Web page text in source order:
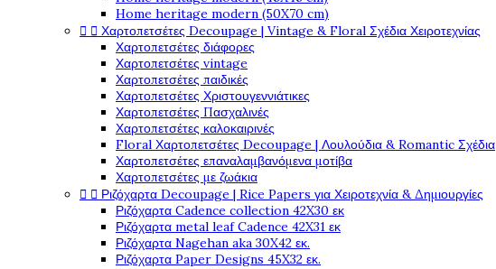
Home heritage modern (50X70 cm)
  Χαρτοπετσέτες Decoupage | Vintage & Floral Σχέδια Χειροτεχνίας
Χαρτοπετσέτες διάφορες
Χαρτοπετσέτες vintage
Χαρτοπετσέτες παιδικές
Χαρτοπετσέτες Χριστουγεννιάτικες
Χαρτοπετσέτες Πασχαλινές
Χαρτοπετσέτες καλοκαιρινές
Floral Χαρτοπετσέτες Decoupage | Λουλούδια & Romantic Σχέδια
Χαρτοπετσέτες επαναλαμβανόμενα μοτίβα
Χαρτοπετσέτες με ζωάκια
  Ριζόχαρτα Decoupage | Rice Papers για Χειροτεχνία & Δημιουργίες
Ριζόχαρτα Cadence collection 42X30 εκ
Ριζόχαρτα metal leaf Cadence 42X31 εκ
Ριζόχαρτα Nagehan aka 30X42 εκ.
Ριζόχαρτα Paper Designs 45X32 εκ.